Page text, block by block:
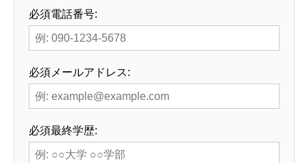
必須電話番号:
必須 メールアドレス:
必須最終学歴: